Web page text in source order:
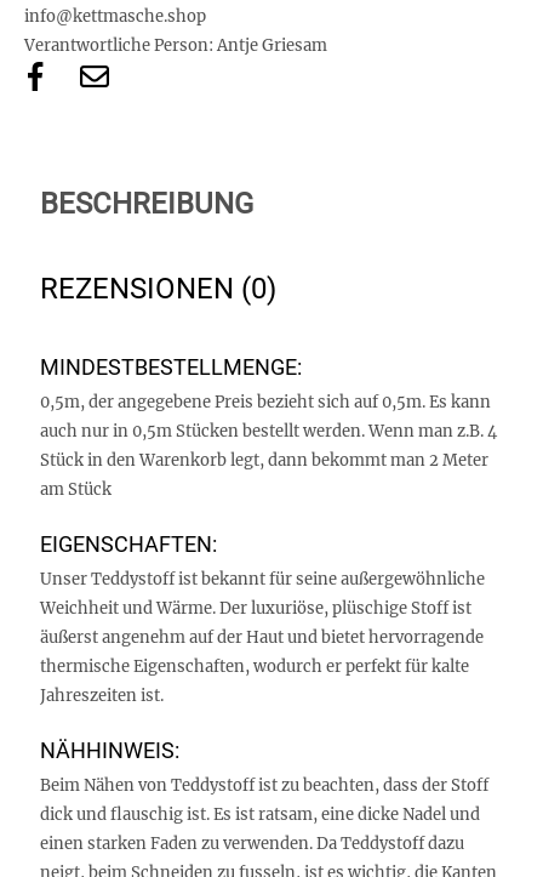
info@kettmasche.shop
Verantwortliche Person: Antje Griesam
BESCHREIBUNG
REZENSIONEN (0)
MINDESTBESTELLMENGE:
0,5m, der angegebene Preis bezieht sich auf 0,5m. Es kann
auch nur in 0,5m Stücken bestellt werden. Wenn man z.B. 4
Stück in den Warenkorb legt, dann bekommt man 2 Meter
am Stück
EIGENSCHAFTEN:
Unser Teddystoff ist bekannt für seine außergewöhnliche
Weichheit und Wärme. Der luxuriöse, plüschige Stoff ist
äußerst angenehm auf der Haut und bietet hervorragende
thermische Eigenschaften, wodurch er perfekt für kalte
Jahreszeiten ist.
NÄHHINWEIS:
Beim Nähen von Teddystoff ist zu beachten, dass der Stoff
dick und flauschig ist. Es ist ratsam, eine dicke Nadel und
einen starken Faden zu verwenden. Da Teddystoff dazu